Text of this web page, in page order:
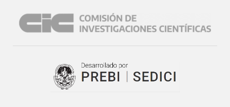
el fuerte que daría lugar al nacimiento de la población de
Chascomús que, con el paso del tiempo, habría de
(Lahourcade, 1980) (Lahourcade, 1985) (Tauber, 1993).
Es un hecho bien conocido que los recursos y las
condiciones naturales del Partido, así como el rico